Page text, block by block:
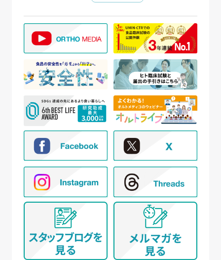
【個人情報の取得と利用目的】
当社は、以下の場合に個人情報を取得、および利用
いたします。
(ア) モニター試験に参加頂く方の個人情報について
① WEBサイトの運営管理 (メールマガジン配
信、対象者の抽出を含む)
② 新規モニター試験の参加者募集および管理
③ モニター試験参加者への条件確認、連絡
④ モニター試験参加者への謝礼の支払い
⑤ モニター様からのお問い合わせ・ご要望への
対応
⑥ アンケートによる調査
⑦ 統計的な集計・分析、新規サービスの検討や
提案（データを公表する際は個人が特定でき
ないように配慮いたします）
(イ) 弊社とお取引き又は提携する企業、施設、団体
等 に所属する方から、WEBサイト、名刺交換
(WEB上を含む)、開催イベント、その他当社所定